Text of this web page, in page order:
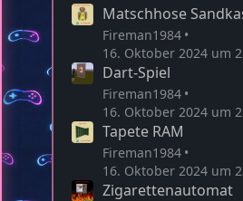
Matschhose
Fireman1984
16. Oktober 2024 um
Dart-Spiel
Fireman1984
16. Oktober 2024 um
Tapete RAM
Fireman1984
16. Oktober 2024 um
Zigarettenautomat